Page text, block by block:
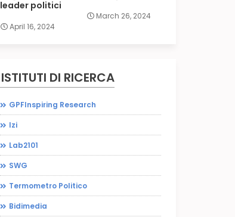
leader politici
April 16, 2024
March 26, 2024
ISTITUTI DI RICERCA
GPFInspiring Research
Izi
Lab2101
SWG
Termometro Politico
Bidimedia